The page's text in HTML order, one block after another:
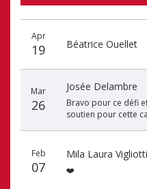
du
don
du
donateur
du
don
Apr
19 Béatrice Ouellet
Mar
26
Josée Delambre
Bravo pour ce défi
soutien pour cette
Feb
07
Mila Laura Vigliotti
❤️